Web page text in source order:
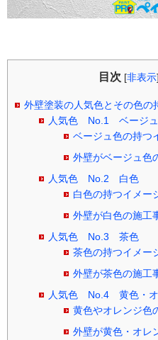
目次 [非表示]
外壁塗装の人気色とその色の
人気色 No.1 ベージ
ベージュ色の持つ
外壁がベージュ色
人気色 No.2 白色
白色の持つイメー
外壁が白色の施工
人気色 No.3 茶色
茶色の持つイメー
外壁が茶色の施工
人気色 No.4 黄色・オ
黄色やオレンジ色
外壁が黄色・オレ